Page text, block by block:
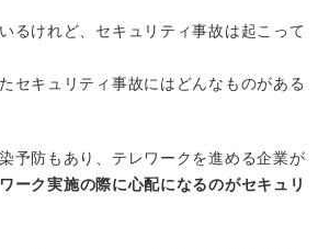
るけれど、セキュリティ事故は起こって
セキュリティ事故にはどんなものがある
予防もあり、テレワークを進める企業が
ーク実施の際に心配になるのがセキュリ